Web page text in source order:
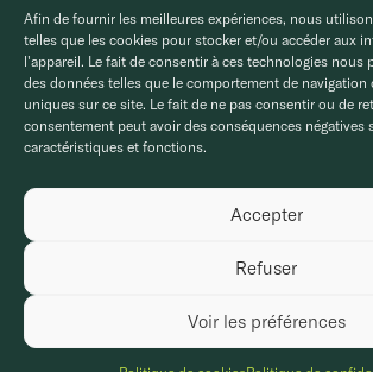
Afin de fournir les meilleures expériences, nous
telles que les cookies pour stocker et/ou accéder aux
l'appareil. Le fait de consentir à ces technologies nous
des données telles que le comportement de
uniques sur ce site. Le fait de ne pas consentir ou de
consentement peut avoir des conséquences négatives
caractéristiques et fonctions.
Accepter
Refuser
Voir les préférences
politique de confidentialité.
© MCG Groupe Conseils, 2026. Tous droits